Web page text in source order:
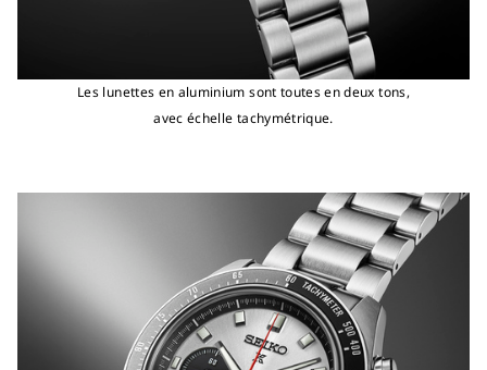
Les lunettes en aluminium sont toutes en deux tons,
avec échelle tachymétrique.